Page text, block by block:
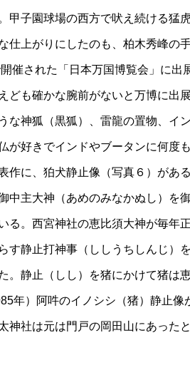
甲子園球場の西方で吠え続ける猛
仕上がりにしたのも、柏木秀峰の
催された「日本万国博覧会」に
ども確かな腕前がないと万博に出
な神狐（黒狐）、雷龍の置物、イ
が好きでインドやブータンに何度
作に、狛犬静止像（写真６）があ
中主大神（あめのみなかぬし）を
る。西宮神社の恵比須大神が毎年
す静止打神事（ししうちしんじ）
。静止（しし）を猪にかけて猪は
年）阿吽のイノシシ（猪）静止
神社は元は門戸の岡田山にあった